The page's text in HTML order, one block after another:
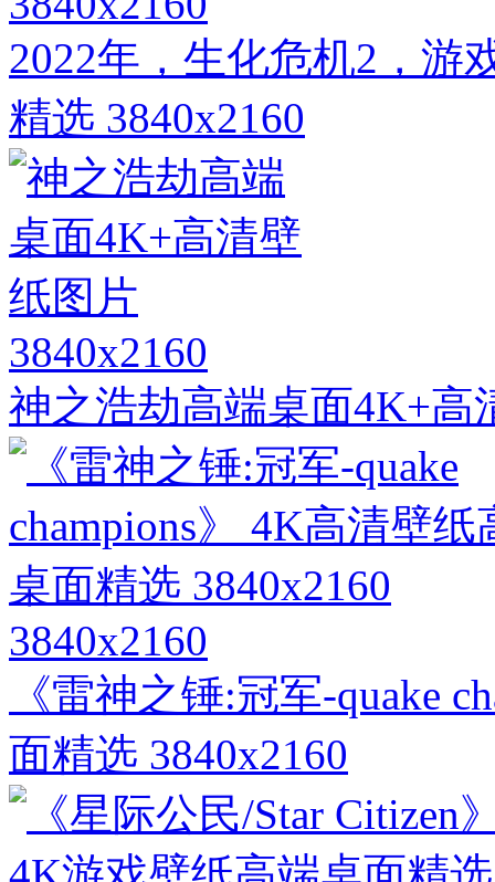
2022年，生化危机2，游
精选 3840x2160
3840x2160
神之浩劫高端桌面4K+高
3840x2160
《雷神之锤:冠军-quake
面精选 3840x2160